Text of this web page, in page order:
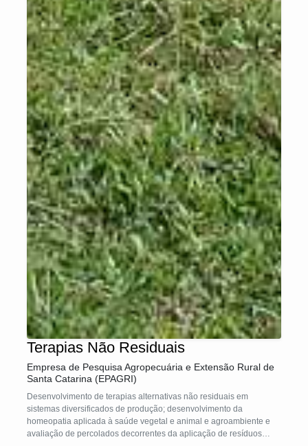
Terapias Não Residuais
Empresa de Pesquisa Agropecuária e Extensão Rural de
Santa Catarina (EPAGRI)
Desenvolvimento de terapias alternativas não residuais em
sistemas diversificados de produção; desenvolvimento da
homeopatia aplicada à saúde vegetal e animal e agroambiente e
avaliação de percolados decorrentes da aplicação de resíduos